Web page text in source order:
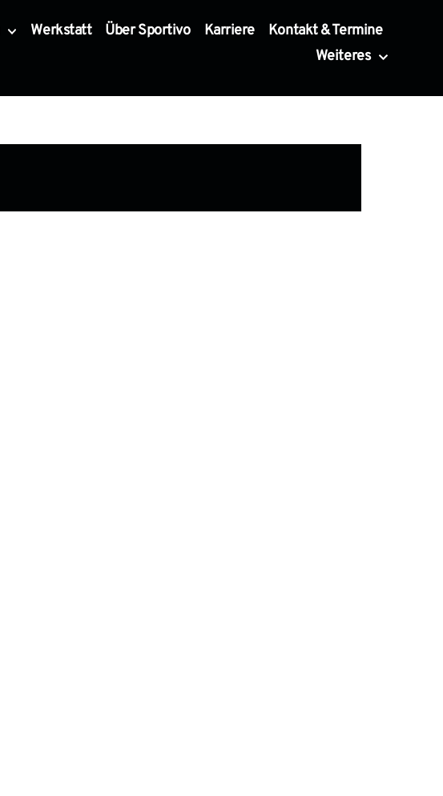
Werkstatt Über Sportivo Karriere
Kontakt & Termine
Weiteres